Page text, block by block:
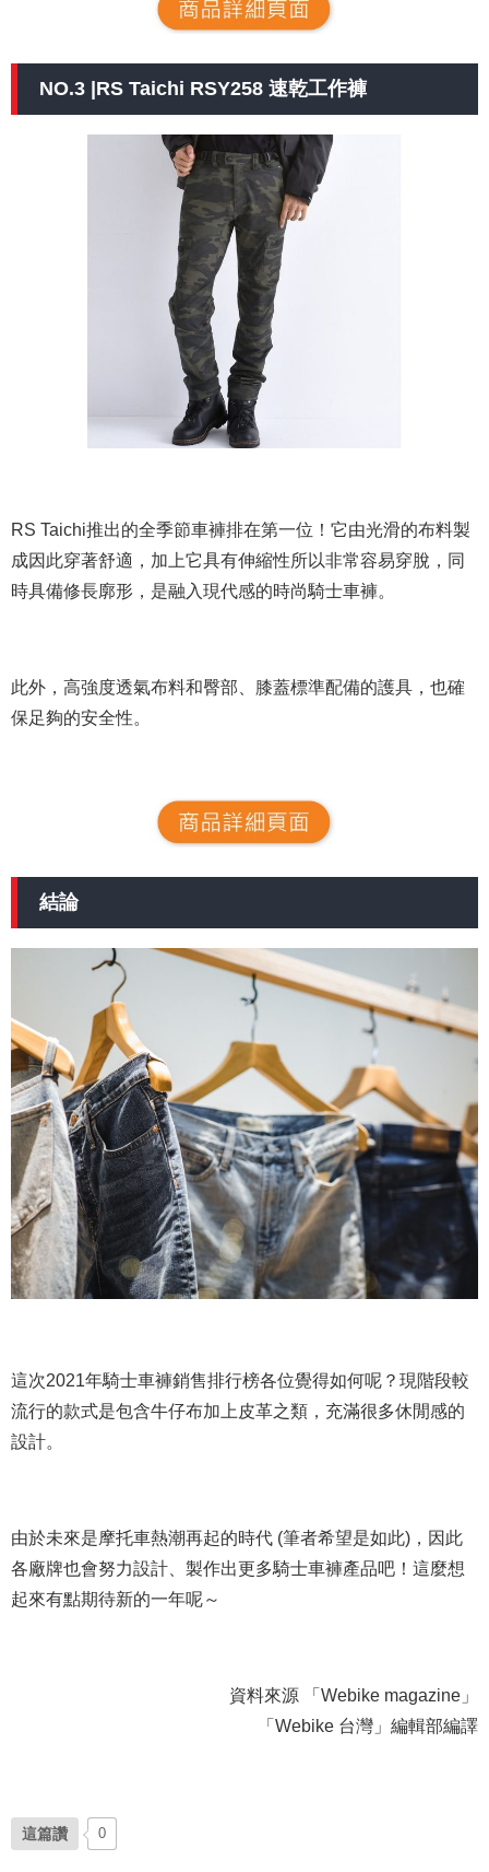
NO.3 |RS Taichi RSY258 速乾工作褲
RS Taichi推出的全季節車褲排在第一位！它由光滑的布料製
成因此穿著舒適，加上它具有伸縮性所以非常容易穿脫，同
時具備修長廓形，是融入現代感的時尚騎士車褲。
此外，高強度透氣布料和臀部、膝蓋標準配備的護具，也確
保足夠的安全性。
結論
這次2021年騎士車褲銷售排行榜各位覺得如何呢？現階段較
流行的款式是包含牛仔布加上皮革之類，充滿很多休閒感的
設計。
由於未來是摩托車熱潮再起的時代 (筆者希望是如此)，因此
各廠牌也會努力設計、製作出更多騎士車褲產品吧！這麼想
起來有點期待新的一年呢～
資料來源 「Webike magazine」
「Webike 台灣」編輯部編譯
這篇讚 0